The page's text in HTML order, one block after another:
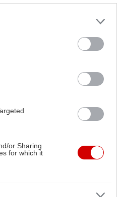
or Sharing
for which it